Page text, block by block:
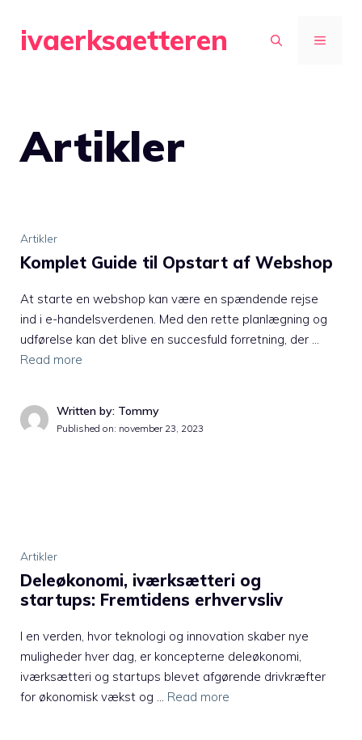
ivaerksaetteren MENU
Artikler
Artikler
Komplet Guide til Opstart af Webshop
At starte en webshop kan være en spændende rejse
ind i e-handelsverdenen. Med den rette planlægning og
udførelse kan det blive en succesfuld forretning, der …
Read more
Written by: Tommy
Published on: november 23, 2023
Artikler
Deleøkonomi, iværksætteri og
startups: Fremtidens erhvervsliv
I en verden, hvor teknologi og innovation skaber nye
muligheder hver dag, er koncepterne deleøkonomi,
iværksætteri og startups blevet afgørende drivkræfter
for økonomisk vækst og … Read more